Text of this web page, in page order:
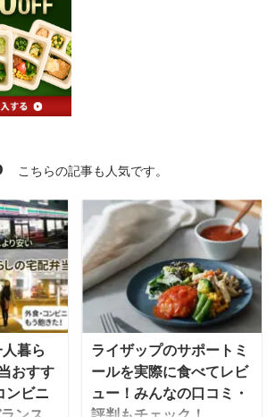
こちらの記事も人気です。
暮ら
おすす
ンビニ
ライザップのサポートミ
ールを実際に食べてレビ
ュー！みんなの口コミ・